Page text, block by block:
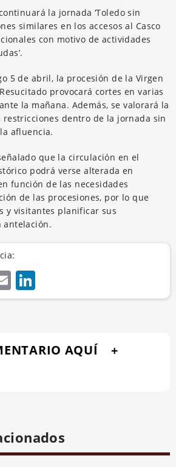
la jornada ‘Toledo sin
similares en los accesos al Casco
con motivo de actividades
5 de abril, la procesión de la Virgen
provocará cortes en varias
la mañana. Además, se valorará la
restricciones dentro de la jornada sin
afluencia.
que la circulación en el
podrá verse alterada en
función de las necesidades
de las procesiones, por lo que
y visitantes planificar sus
antelación.
Email
AQUÍ